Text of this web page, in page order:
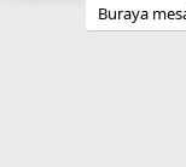
Buraya